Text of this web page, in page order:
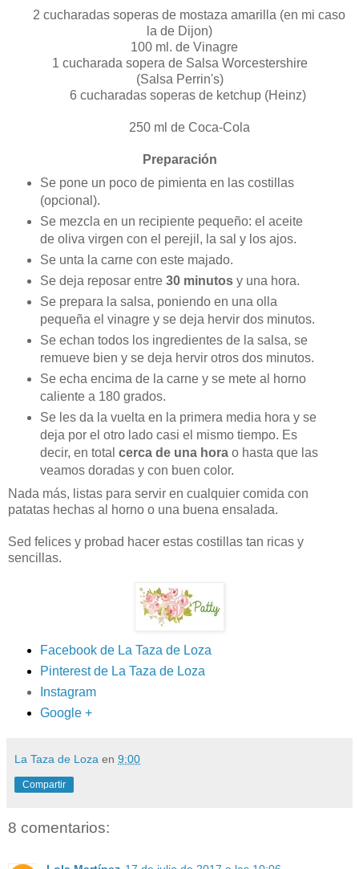
2 cucharadas soperas de mostaza amarilla (en mi caso
la de Dijon)
100 ml. de Vinagre
1 cucharada sopera de Salsa Worcestershire
(Salsa Perrin's)
6 cucharadas soperas de ketchup (Heinz)
250 ml de Coca-Cola
Preparación
Se pone un poco de pimienta en las costillas
(opcional).
Se mezcla en un recipiente pequeño: el aceite
de oliva virgen con el perejil, la sal y los ajos.
Se unta la carne con este majado.
Se deja reposar entre 30 minutosy una hora.
Se prepara la salsa, poniendo en una olla
pequeña el vinagre y se deja hervir dos minutos.
Se echan todos los ingredientes de la salsa, se
remueve bien y se deja hervir otros dos minutos.
Se echa encima de la carne y se mete al horno
caliente a 180 grados.
Se les da la vuelta en la primera media hora y se
deja por el otro lado casi el mismo tiempo. Es
decir, en total cerca de una hora o hasta que las
veamos doradas y con buen color.
Nada más, listas para servir en cualquier comida con
patatas hechas al horno o una buena ensalada.
Sed felices y probad hacer estas costillas tan ricas y
sencillas.
Facebook de La Taza de Loza
Pinterest de La Taza de Loza
Instagram
Google +
La Taza de Loza en 9:00
Compartir
8 comentarios: